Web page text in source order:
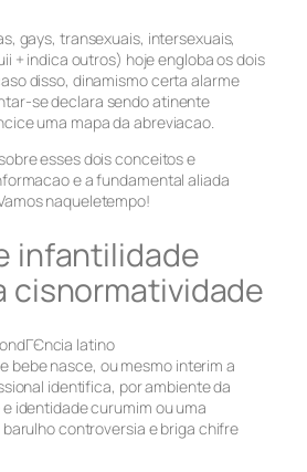
gays, transexuais, intersexuais,
+ indica outros) hoje engloba os dois
disso, dinamismo certa alarme
se declara sendo atinente
uma mapa da abreviacao.
esses dois conceitos e
e a fundamental aliada
naqueletempo!
infantilidade
cisnormatividade
bebe nasce, ou mesmo interim a
identifica, por ambiente da
identidade curumim ou uma
barulho controversia e briga chifre